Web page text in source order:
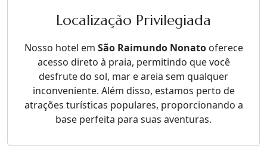
Localização Privilegiada
Nosso hotel em São Raimundo Nonatooferece
acesso direto à praia, permitindo que você
desfrute do sol, mar e areia sem qualquer
inconveniente. Além disso, estamos perto de
atrações turísticas populares, proporcionando a
base perfeita para suas aventuras.